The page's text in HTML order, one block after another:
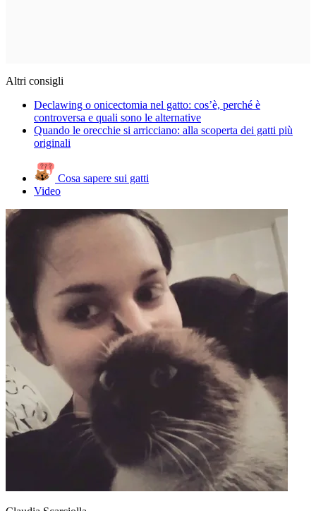
Altri consigli
Declawing o onicectomia nel gatto: cos’è, perché è
controversa e quali sono le alternative
Quando le orecchie si arricciano: alla scoperta dei gatti più
originali
Cosa sapere sui gatti
Video